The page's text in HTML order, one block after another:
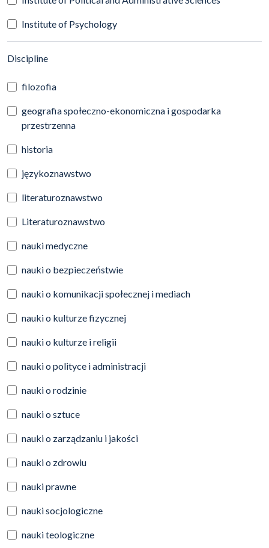
Institute of Psychology
Discipline(automatic content reloading)
filozofia
geografia społeczno-ekonomiczna i gospodarka
przestrzenna
historia
językoznawstwo
literaturoznawstwo
Literaturoznawstwo
nauki medyczne
nauki o bezpieczeństwie
nauki o komunikacji społecznej i mediach
nauki o kulturze fizycznej
nauki o kulturze i religii
nauki o polityce i administracji
nauki o rodzinie
nauki o sztuce
nauki o zarządzaniu i jakości
nauki o zdrowiu
nauki prawne
nauki socjologiczne
nauki teologiczne